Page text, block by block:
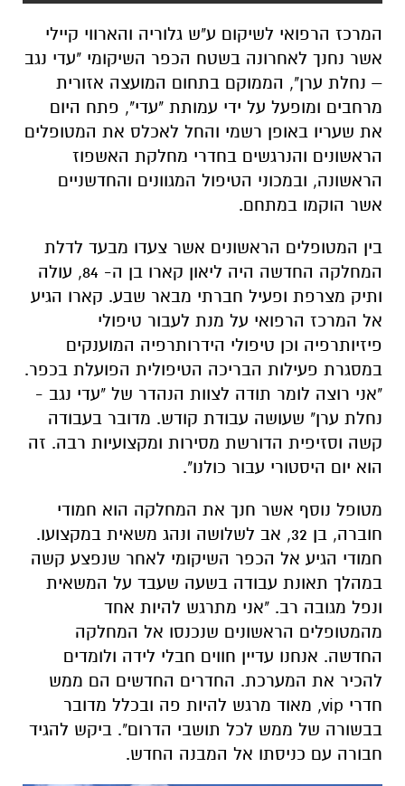
את שעריו באופן רשמי והחל לאכלס את המטופלים
הראשונים והנרגשים בחדרי מחלקת האשפוז
הראשונה, ובמכוני הטיפול המגוונים והחדשניים
אשר הוקמו במתחם.
בין המטופלים הראשונים אשר צעדו מבעד לדלת
המחלקה החדשה היה ליאון קארו בן ה- 84, עולה
ותיק מצרפת ופעיל חברתי מבאר שבע. קארו הגיע
פיזיותרפיה וכן טיפולי הידרותרפיה המוענקים
במסגרת פעילות הבריכה הטיפולית הפועלת בכפר.
"אני רוצה לומר תודה לצוות הנהדר של "עדי נגב -
נחלת ערן" שעושה עבודת קודש. מדובר בעבודה
קשה וסזיפית הדורשת מסירות ומקצועיות רבה. זה
הוא יום היסטורי עבור כולנו".
מטופל נוסף אשר חנך את המחלקה הוא חמודי
חוברה, בן 32, אב לשלושה ונהג משאית במקצועו.
חמודי הגיע אל הכפר השיקומי לאחר שנפצע קשה
ונפל מגובה רב. "אני מתרגש להיות אחד
מהמטופלים הראשונים שנכנסו אל המחלקה
החדשה. אנחנו עדיין חווים חבלי לידה ולומדים
להכיר את המערכת. החדרים החדשים הם ממש
חדרי vip, מאוד מרגש להיות פה ובכלל מדובר
בבשורה של ממש לכל תושבי הדרום". ביקש להגיד
חבורה עם כניסתו אל המבנה החדש.